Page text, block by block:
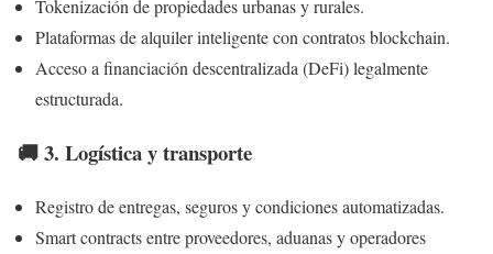
Tokenización de propiedades urbanas y rurales.
Plataformas de alquiler inteligente con contratos blockchain.
Acceso a financiación descentralizada (DeFi) legalmente
estructurada.
🚚 3. Logística y transporte
Registro de entregas, seguros y condiciones automatizadas.
Smart contracts entre proveedores, aduanas y operadores